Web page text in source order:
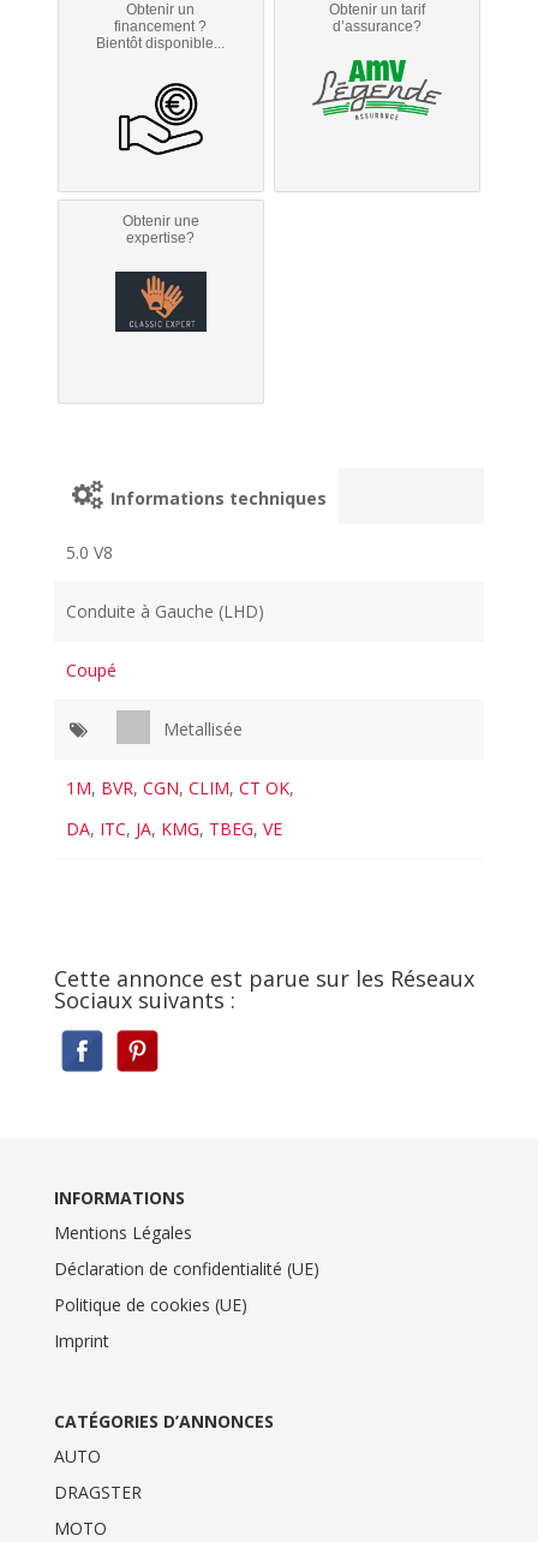
Obtenir un
financement ?
Bientôt disponible...
Obtenir un tarif
d’assurance?
Obtenir une
expertise?
Informations techniques
5.0 V8
Conduite à Gauche (LHD)
Coupé
Metallisée
1M, BVR,CGN,CLIM,CT OK,
DA, ITC, JA, KMG, TBEG,VE
Cette annonce est parue sur les Réseaux
Sociaux suivants :
INFORMATIONS
Mentions Légales
Déclaration de confidentialité (UE)
Politique de cookies (UE)
Imprint
CATÉGORIES D’ANNONCES
AUTO
DRAGSTER
MOTO